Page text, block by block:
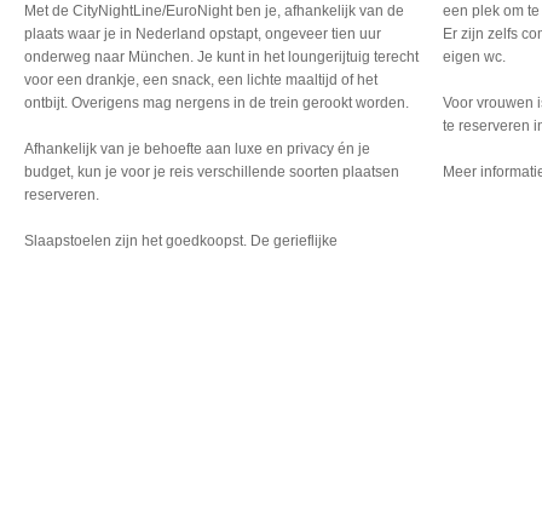
Met de CityNightLine/EuroNight ben je, afhankelijk van de
plaats waar je in Nederland opstapt, ongeveer tien uur
onderweg naar München. Je kunt in het loungerijtuig terecht
voor een drankje, een snack, een lichte maaltijd of het
ontbijt. Overigens mag nergens in de trein gerookt worden.
Afhankelijk van je behoefte aan luxe en privacy én je
budget, kun je voor je reis verschillende soorten plaatsen
reserveren.
Slaapstoelen zijn hetgoedkoopst. De gerieflijke
een plek om
Er zijn zelfs
eigen wc.
Voor vrouwen
te reserveren
Meer